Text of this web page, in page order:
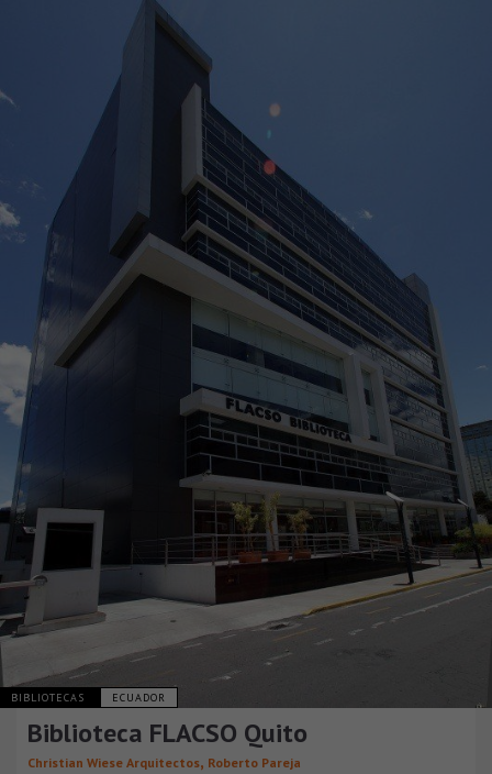
BIBLIOTECAS ECUADOR
Biblioteca FLACSO Quito
Christian Wiese Arquitectos, Roberto Pareja